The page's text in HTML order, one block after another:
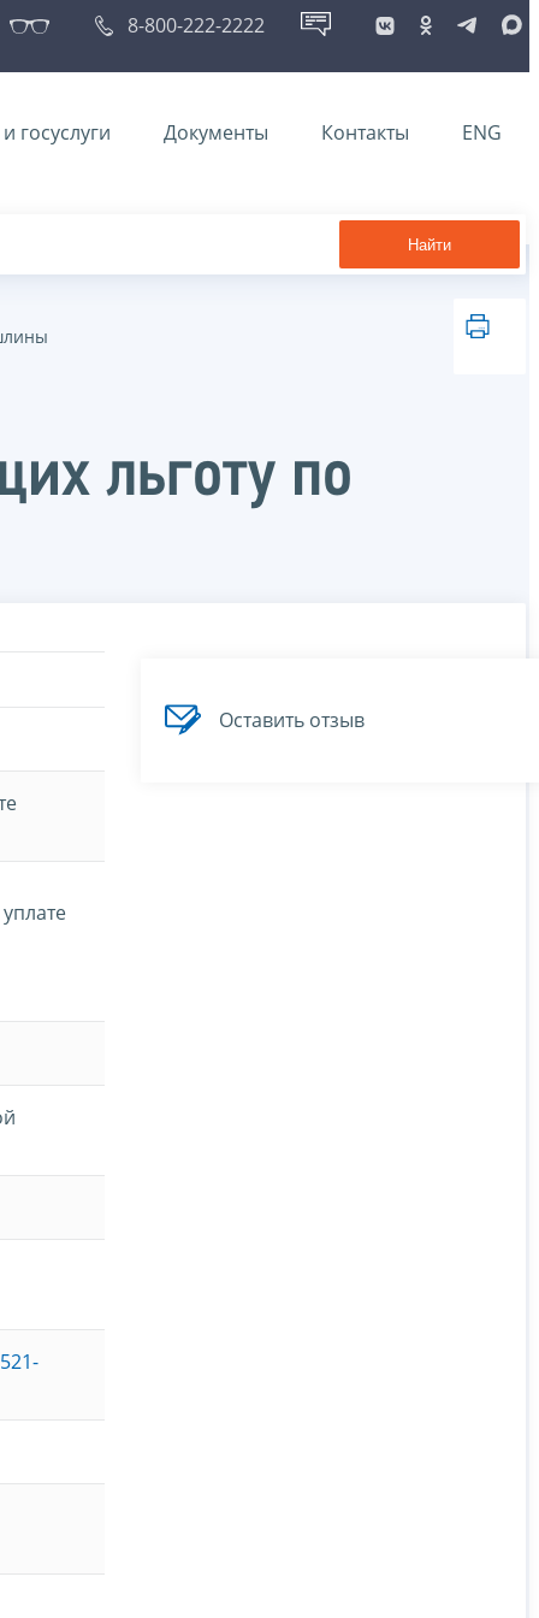
8-800-222-2222
госуслуги Документы Контакты ENG
Найти
льготу по
Оставить отзыв